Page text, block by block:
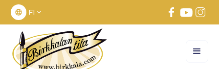
FI